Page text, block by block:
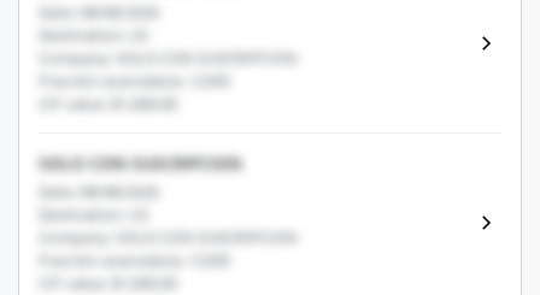
Date: 08/08/2026
Destination: US
Company: SOLO CON SUSCRIPCION
Fracción arancelaria: 12345
CIF value: $1,000.00
SOLO CON SUSCRIPCION
Date: 08/08/2026
Destination: US
Company: SOLO CON SUSCRIPCION
Fracción arancelaria: 12345
CIF value: $1,000.00